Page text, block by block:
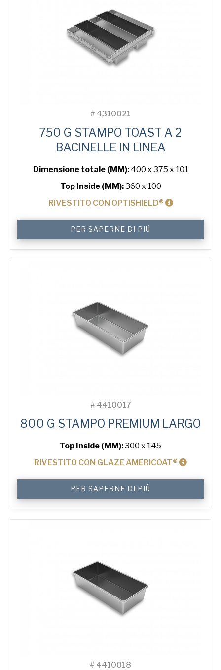
# 4310021
750 G STAMPO TOAST A 2
BACINELLE IN LINEA
Dimensione totale (MM): 400 x 375 x 101
Top Inside (MM):360 x 100
RIVESTITO CON OPTISHIELD®
Toast
2-
in-
PER SAPERNE DI PIÙ
# 4410017
800 G STAMPO PREMIUM LARGO
Top Inside (MM):300 x 145
RIVESTITO CON GLAZE AMERICOAT®
Premium
Wide
Tin
PER SAPERNE DI PIÙ
# 4410018